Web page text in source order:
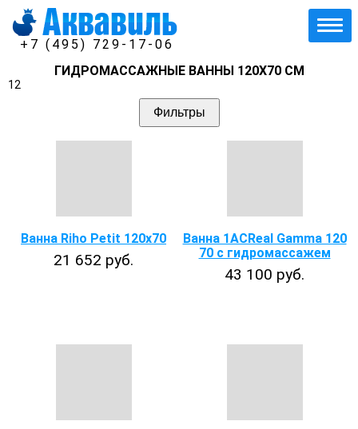
+7 (495) 729-17-06
ГИДРОМАССАЖНЫЕ ВАННЫ 120Х70 СМ
12
Фильтры
Ванна Riho Petit 120x70
21 652 руб.
Ванна 1ACReal Gamma 120
70 с гидромассажем
43 100 руб.